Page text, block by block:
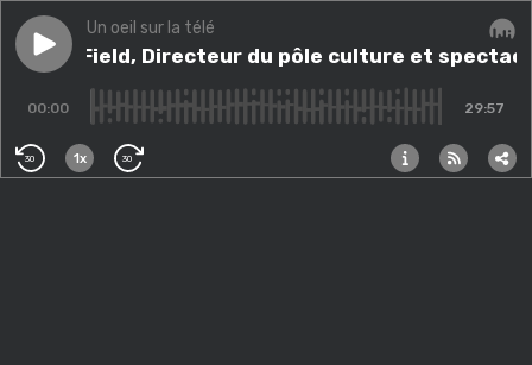
Play episode Michel Field, Directeur du pôle culture et spectacle
Un oeil sur la télé
Michel Field, Directeur du pôle culture et
00:00 29:57
30 1x 30